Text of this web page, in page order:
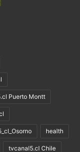
Puerto Montt
health
tvcanal5.cl Chile